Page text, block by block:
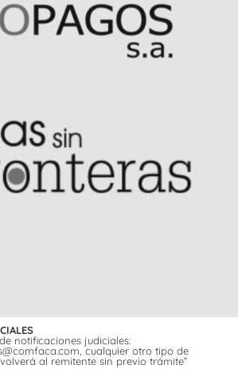
notificaciones judiciales:
cualquier otro tipo de
al remitente sin previo trámite”